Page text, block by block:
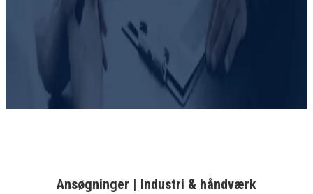
Ansøgninger | Industri & håndværk